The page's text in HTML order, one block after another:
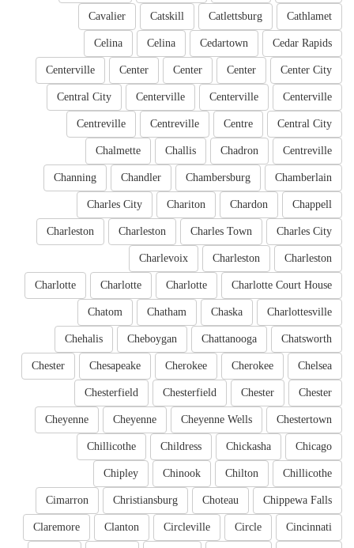
Cathlamet
Catlettsburg
Catskill
Cavalier
Cedar Rapids
Cedartown
Celina
Celina
Center City
Center
Center
Center
Centerville
Centerville
Centerville
Centerville
Central City
Central City
Centre
Centreville
Centreville
Centreville
Chadron
Challis
Chalmette
Chamberlain
Chambersburg
Chandler
Channing
Chappell
Chardon
Chariton
Charles City
Charles City
Charles Town
Charleston
Charleston
Charleston
Charleston
Charlevoix
Charlotte Court House
Charlotte
Charlotte
Charlotte
Charlottesville
Chaska
Chatham
Chatom
Chatsworth
Chattanooga
Cheboygan
Chehalis
Chelsea
Cherokee
Cherokee
Chesapeake
Chester
Chester
Chester
Chesterfield
Chesterfield
Chestertown
Cheyenne Wells
Cheyenne
Cheyenne
Chicago
Chickasha
Childress
Chillicothe
Chillicothe
Chilton
Chinook
Chipley
Chippewa Falls
Choteau
Christiansburg
Cimarron
Cincinnati
Circle
Circleville
Clanton
Claremore